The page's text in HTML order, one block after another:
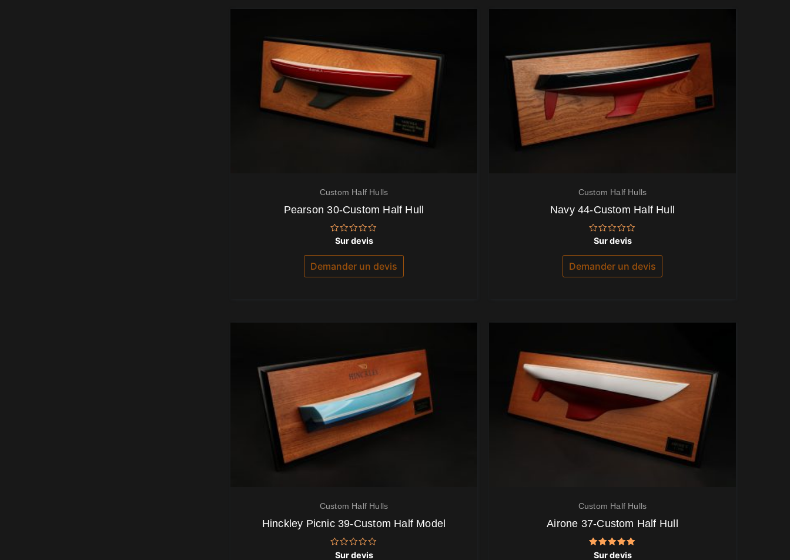
Custom Half Hulls
Pearson 30-Custom Half Hull
Note
sur
Sur devis
Demander un devis
Custom Half Hulls
Navy 44-Custom Half Hull
Note
sur
Sur devis
Demander un devis
Custom Half Hulls
Hinckley Picnic 39-Custom Half Model
Note
Sur devis
Custom Half Hulls
Airone 37-Custom Half Hull
Note
Sur devis